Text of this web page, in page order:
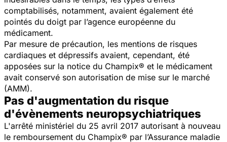
comptabilisés, notamment, avaient également été
pointés du doigt par l’agence européenne du
médicament.
Par mesure de précaution, les mentions de risques
cardiaques et dépressifs avaient, cependant, été
apposées sur la notice du Champix® et le médicament
avait conservé son autorisation de mise sur le marché
(AMM).
Pas d'augmentation du risque
d'évènements neuropsychiatriques
L'arrêté ministériel du 25 avril 2017 autorisant à nouveau
le remboursement du Champix® par l’Assurance maladie